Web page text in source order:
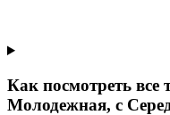
Как посмотреть
Молодежная, с